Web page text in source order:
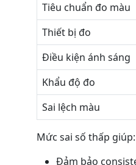
Tiêu chuẩn đo màu
Thiết bị đo
Điều kiện ánh sáng
Khẩu độ đo
Sai lệch màu
Mức sai số thấp giúp:
Đảm bảo